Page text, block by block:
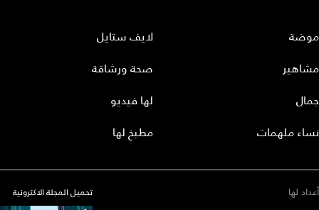
موضة
مشاهير
جمال
نساء ملهمات
لايف ستايل
صحة ورشاقة
لها فيديو
مطبخ لها
أعداد لها تحميل المجلة الاكترونية